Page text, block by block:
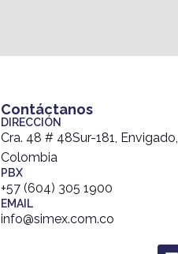
Contáctanos
DIRECCIÓN
Cra. 48 # 48Sur-181, Envigado,
Colombia
PBX
+57 (604) 305 1900
EMAIL
info@simex.com.co